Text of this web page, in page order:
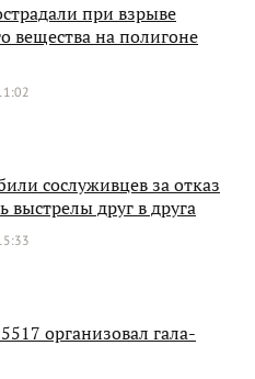
при взрыве
вещества на полигоне
сослуживцев за отказ
выстрелы друг в друга
организовал гала-